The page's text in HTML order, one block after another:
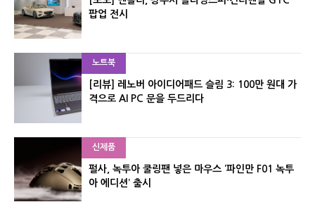
팝업 전시
노트북
[리뷰] 레노버 아이디어패드 슬림 3: 100만 원대 가
격으로 AI PC 문을 두드리다
신제품
펄사, 녹투아 쿨링팬 넣은 마우스 ‘파인만 F01 녹투
아 에디션’ 출시